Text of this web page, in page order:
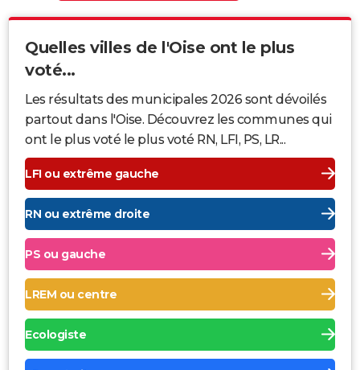
Quelles villes de l'Oise ont le plus
voté...
Les résultats des municipales 2026 sont dévoilés
partout dans l'Oise. Découvrez les communes qui
ont le plus voté le plus voté RN, LFI, PS, LR...
LFI ou extrême gauche
RN ou extrême droite
PS ou gauche
LREM ou centre
Ecologiste